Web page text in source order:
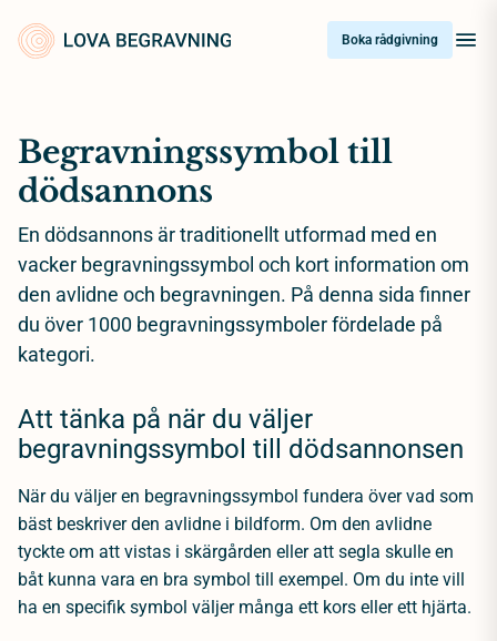
content
Boka rådgivning
Begravningssymbol till
dödsannons
En dödsannons är traditionellt utformad med en
vacker begravningssymbol och kort information om
den avlidne och begravningen. På denna sida finner
du över 1000 begravningssymboler fördelade på
kategori.
Att tänka på när du väljer
begravningssymbol till dödsannonsen
När du väljer en begravningssymbol fundera över vad som
bäst beskriver den avlidne i bildform. Om den avlidne
tyckte om att vistas i skärgården eller att segla skulle en
båt kunna vara en bra symbol till exempel. Om du inte vill
ha en specifik symbol väljer många ett kors eller ett hjärta.